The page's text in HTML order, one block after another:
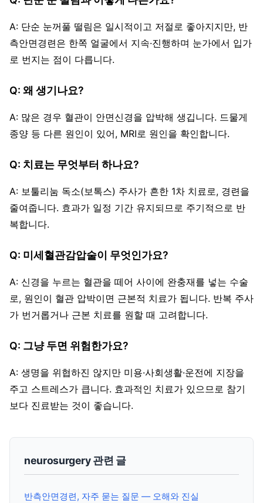
A: 단순 눈꺼풀 떨림은 일시적이고 저절로 좋아지지만, 반
측안면경련은 한쪽 얼굴에서 지속·진행하며 눈가에서 입가
로 번지는 점이 다릅니다.
Q: 왜 생기나요?
A: 많은 경우 혈관이 안면신경을 압박해 생깁니다. 드물게
종양 등 다른 원인이 있어, MRI로 원인을 확인합니다.
Q: 치료는 무엇부터 하나요?
A: 보툴리눔 독소(보톡스) 주사가 흔한 1차 치료로, 경련을
줄여줍니다. 효과가 일정 기간 유지되므로 주기적으로 반
복합니다.
Q: 미세혈관감압술이 무엇인가요?
A: 신경을 누르는 혈관을 떼어 사이에 완충재를 넣는 수술
로, 원인이 혈관 압박이면 근본적 치료가 됩니다. 반복 주사
가 번거롭거나 근본 치료를 원할 때 고려합니다.
Q: 그냥 두면 위험한가요?
A: 생명을 위협하진 않지만 미용·사회생활·운전에 지장을
주고 스트레스가 큽니다. 효과적인 치료가 있으므로 참기
보다 진료받는 것이 좋습니다.
neurosurgery 관련 글
반측안면경련, 자주 묻는 질문 — 오해와 진실